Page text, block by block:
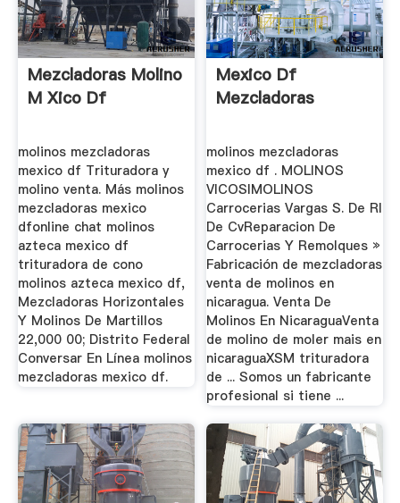
Mezcladoras Molino
M Xico Df
molinos mezcladoras
mexico df Trituradora y
molino venta. Más molinos
mezcladoras mexico
dfonline chat molinos
azteca mexico df
trituradora de cono
molinos azteca mexico df,
Mezcladoras Horizontales
Y Molinos De Martillos
22,000 00; Distrito Federal
Conversar En Línea molinos
mezcladoras mexico df.
Mexico Df
Mezcladoras
molinos mezcladoras
mexico df . MOLINOS
VICOSIMOLINOS
Carrocerias Vargas S. De Rl
De CvReparacion De
Carrocerias Y Remolques »
Fabricación de mezcladoras
venta de molinos en
nicaragua. Venta De
Molinos En NicaraguaVenta
de molino de moler mais en
nicaraguaXSM trituradora
de ... Somos un fabricante
profesional si tiene ...